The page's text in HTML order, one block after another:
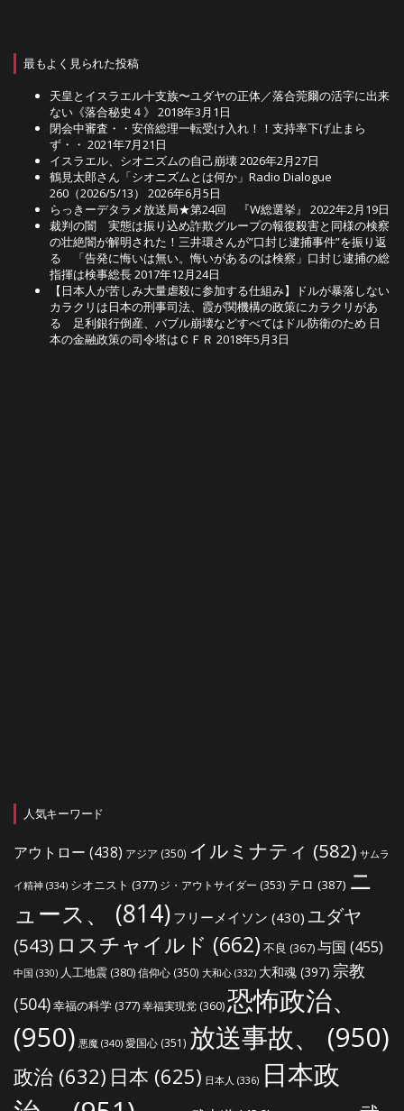
最もよく見られた投稿
天皇とイスラエル十支族〜ユダヤの正体／落合莞爾の活字に出来
ない《落合秘史４》 2018年3月1日
閉会中審査・・安倍総理一転受け入れ！！支持率下げ止まら
ず・・ 2021年7月21日
イスラエル、シオニズムの自己崩壊2026年2月27日
鶴見太郎さん「シオニズムとは何か」Radio Dialogue
260（2026/5/13）
2026年6月5日
らっきーデタラメ放送局★第24回 『W総選挙』
2022年2月19日
裁判の闇 実態は振り込め詐欺グループの報復殺害と同様の検察
の壮絶闇が解明された！三井環さんが”口封じ逮捕事件”を振り返
る 「告発に悔いは無い。悔いがあるのは検察」口封じ逮捕の総
指揮は検事総長2017年12月24日
【日本人が苦しみ大量虐殺に参加する仕組み】ドルが暴落しない
カラクリは日本の刑事司法、霞が関機構の政策にカラクリがあ
る 足利銀行倒産、バブル崩壊などすべてはドル防衛のため 日
本の金融政策の司令塔はＣＦＲ 2018年5月3日
人気キーワード
アウトロー (438) アジア (350) イルミナティ (582) サムラ
イ精神 (334) シオニスト (377) ジ・アウトサイダー (353) テロ (387) ニ
ュース、
(814) フリーメイソン (430) ユダヤ
(543) ロスチャイルド (662) 不良 (367)与国 (455)
中国 (330) 人工地震(380)信仰心 (350) 大和心 (332) 大和魂 (397) 宗教
(504)幸福の科学(377)幸福実現党 (360)恐怖政治、
(950) 悪魔 (340) 愛国心 (351) 放送事故、 (950)
政治 (632) 日本 (625) 日本人 (336) 日本政